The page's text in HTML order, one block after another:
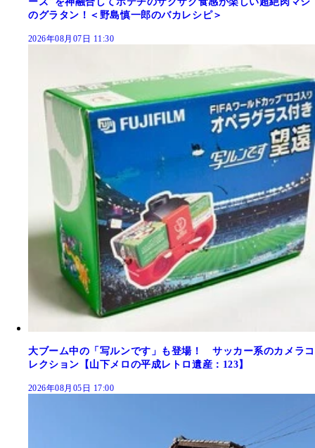
のグラタン！＜野島慎一郎のバカレシピ＞
2026年08月07日 11:30
大ブーム中の「写ルンです」も登場！ サッカー系のカメラコ
レクション【山下メロの平成レトロ遺産：123】
2026年08月05日 17:00